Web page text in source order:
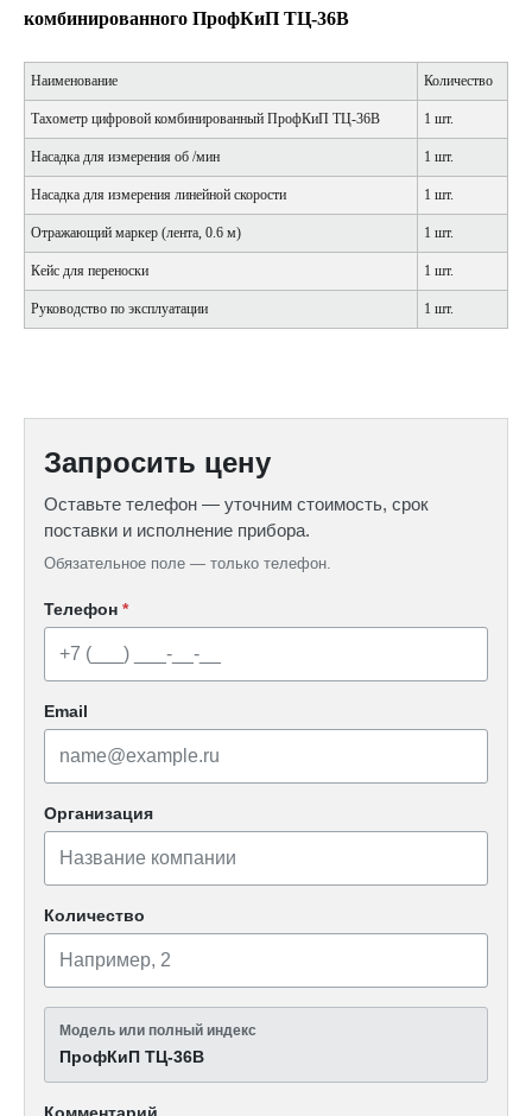
комбинированного ПрофКиП ТЦ-36В
Наименование Количество
Тахометр цифровой комбинированный ПрофКиП ТЦ-36В 1 шт.
Насадка для измерения об /мин 1 шт.
Насадка для измерения линейной скорости 1 шт.
Отражающий маркер (лента, 0.6 м) 1 шт.
Кейс для переноски 1 шт.
Руководство по эксплуатации 1 шт.
Запросить цену
Оставьте телефон — уточним стоимость, срок
поставки и исполнение прибора.
Обязательное поле — только телефон.
Телефон *
Email
Организация
Количество
Модель или полный индекс
ПрофКиП ТЦ-36В